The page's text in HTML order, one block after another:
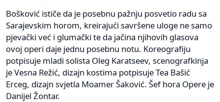
Bošković ističe da je posebnu pažnju posvetio radu sa
Sarajevskim horom, kreirajući savršene uloge ne samo
pjevački već i glumački te da jačina njihovih glasova
ovoj operi daje jednu posebnu notu. Koreografiju
potpisuje mladi solista Oleg Karatseev, scenografkinja
je Vesna Režić, dizajn kostima potpisuje Tea Bašić
Erceg, dizajn svjetla Moamer Šaković. Šef hora Opere je
Danijel Žontar.